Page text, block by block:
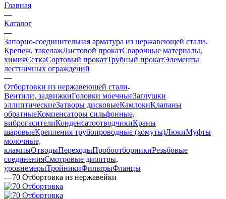
Главная
—
Каталог
—
Запорно-соединительная арматура из нержавеющей стали
Крепеж, такелажЛистовой прокатСварочные материалы,
химияСеткаСортовый прокатТрубный прокатЭлементы
лестничных ограждений
—
Отбортовки из нержавеющей стали
Вентили, задвижкиГоловки моечныеЗаглушки
эллиптическиеЗатворы дисковыеКамлокиКлапаны
обратныеКомпенсаторы сильфонные,
виброгасителиКонденсатоотводчикиКраны
шаровыеКрепления трубопроводные (хомуты)ЛюкиМуфты
молочные,
клампыОтводыПереходыПробоотборникиРезьбовые
соединенияСмотровые диоптры,
уровнемерыТройникиФильтрыФланцы
—70 Отбортовка из нержавейки